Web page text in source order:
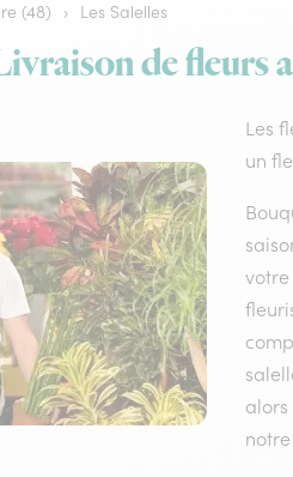
(48) › Les Salelles
de fleurs
Les
un
alors